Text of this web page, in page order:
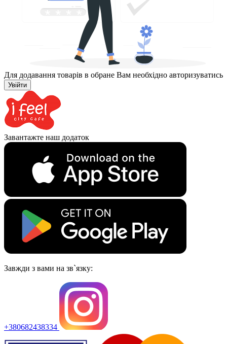
Для додавання товарів в обране Вам необхідно авторизуватись
Увійти
Завантажте наш додаток
Завжди з вами на зв`язку:
+380682438334